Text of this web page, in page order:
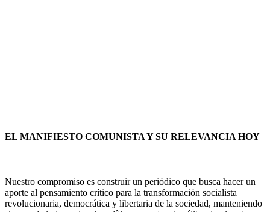
EL MANIFIESTO COMUNISTA Y SU RELEVANCIA HOY
Nuestro compromiso es construir un periódico que busca hacer un
aporte al pensamiento crítico para la transformación socialista
revolucionaria, democrática y libertaria de la sociedad, manteniendo